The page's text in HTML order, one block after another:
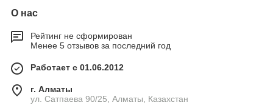
О нас
Рейтинг не сформирован
Менее 5 отзывов за последний год
Работает с 01.06.2012
г. Алматы
ул. Сатпаева 90/25, Алматы, Казахстан